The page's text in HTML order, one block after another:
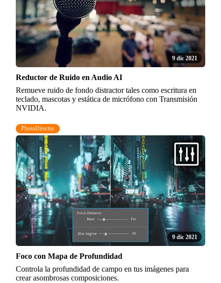
9 dic 2021
Reductor de Ruido en Audio AI
Remueve ruido de fondo distractor tales como escritura en
teclado, mascotas y estática de micrófono con Transmisión
NVIDIA.
PhotoDirector
9 dic 2021
Foco con Mapa de Profundidad
Controla la profundidad de campo en tus imágenes para
crear asombrosas composiciones.